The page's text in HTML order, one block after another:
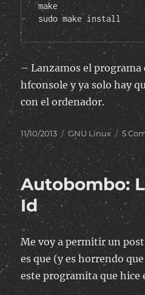
make
sudo make install
– Lanzamos el programa
hfconsole y ya solo hay
con el ordenador.
Posted
on
11/10/2013 Categories
GNU Linux 5
Autobombo:
Id
Me voy a permitir un
es que (y es horrendo
este programita que hice